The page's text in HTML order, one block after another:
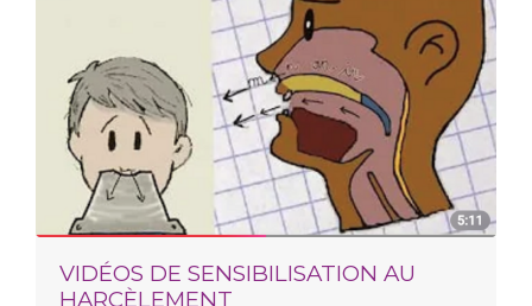
VIDÉOS DE SENSIBILISATION AU
HARCÈLEMENT